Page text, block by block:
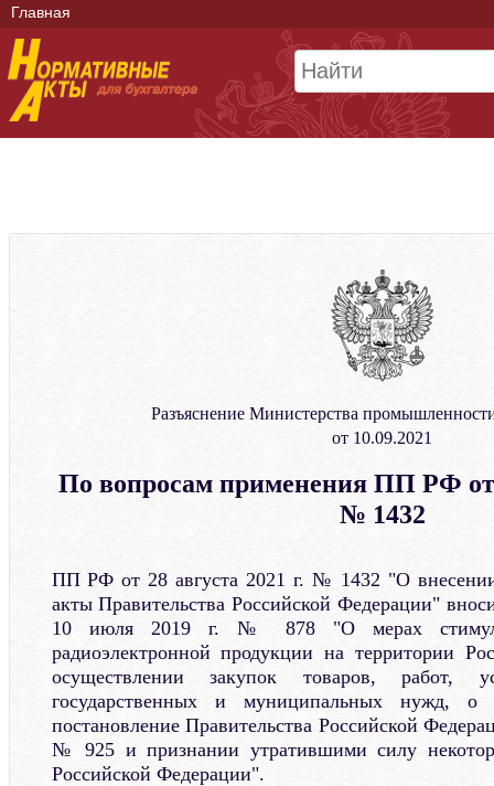
Главная
Разъяснение Министерства
от 10.09.2021
По вопросам применения ПП РФ от
№ 1432
ПП РФ от 28 августа 2021 г. № 1432 "О
акты Правительства Российской Федерации"
10 июля 2019 г. № 878 "О мерах
радиоэлектронной продукции на территории
осуществлении закупок товаров, работ,
государственных и муниципальных нужд, о
постановление Правительства Российской
№ 925 и признании утратившими силу
Российской Федерации".